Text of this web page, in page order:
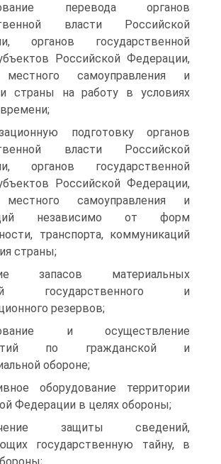
перевода органов
власти Российской
органов государственной
Российской Федерации,
местного самоуправления и
страны на работу в условиях
подготовку органов
власти Российской
органов государственной
Российской Федерации,
местного самоуправления и
независимо от форм
транспорта, коммуникаций
страны;
запасов материальных
государственного и
резервов;
и осуществление
по гражданской и
обороне;
оборудование территории
Федерации в целях обороны;
защиты сведений,
государственную тайну, в